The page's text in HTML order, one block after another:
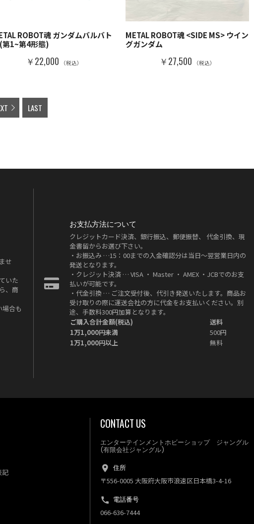
ROBOT魂 ガンダムバルバト
第1~第4形態)
￥22,000 （税込）
METAL ROBOT魂 <SIDE MS> ウイン
グガンダム
￥27,500 （税込）
LAST
せ
いた
、商
合も
お支払方法について
クレジットカード決済、銀行振込、郵便振替、 代金引換、現
金書留からお選び下さい。
・お振込み …15：00までの入金確認分は当日～翌営業日内の
発送となります。
・クレジット決済 … VISA ・ Master ・ AMEX ・JCBでのお支
払いが可能です。
・代金引換 … ご注文受付後、代引き発送いたします。商品お
受け取りの際に運送会社の方に代金をお支払いください。別
途、手数料300円加算となります。
ご購入合計金額(税込)
送料
1万1,000円未満
500円
1万1,000円以上
無料
記
CONTACT US
エンターテインメントホビーショップ ジャングル
(有限会社ジャングル)
住所
〒556-0005 大阪府大阪市浪速区日本橋3-4-16
電話番号
066-636-7444